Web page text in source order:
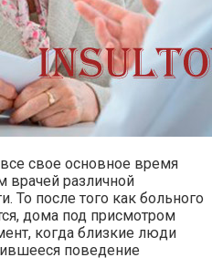
свое основное время
врачей различной
То после того как больного
дома под присмотром
когда близкие люди
поведение